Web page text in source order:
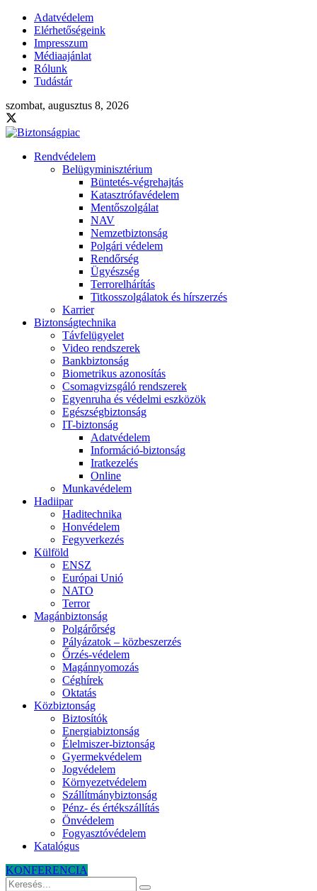
Adatvédelem
Elérhetőségeink
Impresszum
Médiaajánlat
Rólunk
Tudástár
szombat, augusztus 8, 2026
Rendvédelem
Belügyminisztérium
Büntetés-végrehajtás
Katasztrófavédelem
Mentőszolgálat
NAV
Nemzetbiztonság
Polgári védelem
Rendőrség
Ügyészség
Terrorelhárítás
Titkosszolgálatok és hírszerzés
Karrier
Biztonságtechnika
Távfelügyelet
Video rendszerek
Bankbiztonság
Biometrikus azonosítás
Csomagvizsgáló rendszerek
Egyenruha és védelmi eszközök
Egészségbiztonság
IT-biztonság
Adatvédelem
Információ-biztonság
Iratkezelés
Online
Munkavédelem
Hadiipar
Haditechnika
Honvédelem
Fegyverkezés
Külföld
ENSZ
Európai Unió
NATO
Terror
Magánbiztonság
Polgárőrség
Pályázatok – közbeszerzés
Őrzés-védelem
Magánnyomozás
Céghírek
Oktatás
Közbiztonság
Biztosítók
Energiabiztonság
Élelmiszer-biztonság
Gyermekvédelem
Jogvédelem
Környezetvédelem
Szállítmánybiztonság
Pénz- és értékszállítás
Önvédelem
Fogyasztóvédelem
Katalógus
KONFERENCIA